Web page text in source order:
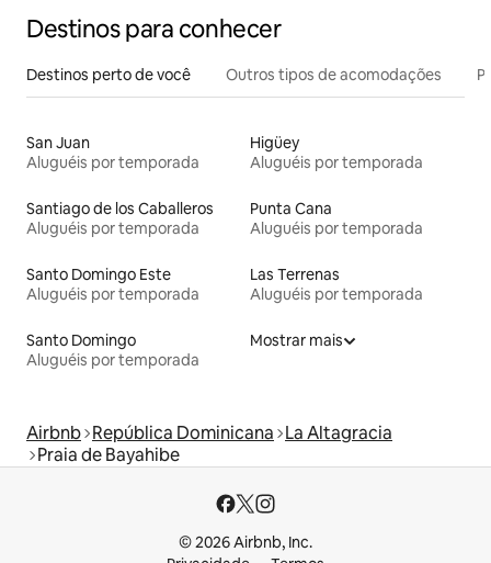
Destinos para conhecer
Destinos perto de você Outros tipos de acomodações
San Juan
Aluguéis por temporada
Higüey
Aluguéis por temporada
Santiago de los Caballeros
Aluguéis por temporada
Punta Cana
Aluguéis por temporada
Santo Domingo Este
Aluguéis por temporada
Las Terrenas
Aluguéis por temporada
Santo Domingo
Aluguéis por temporada
Mostrar mais
Airbnb República Dominicana La Altagracia
Praia de Bayahibe
© 2026 Airbnb, Inc.